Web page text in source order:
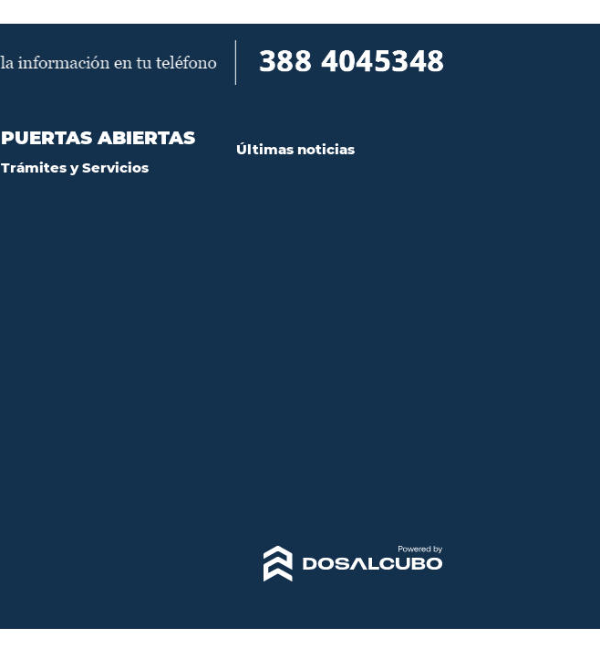
PUERTAS ABIERTAS
Trámites y Servicios
Últimas noticias